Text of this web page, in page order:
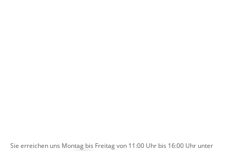
Sie erreichen uns Montag bis Freitag von 11:00 Uhr bis 16:00 Uhr unter